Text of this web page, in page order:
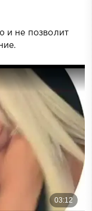
и не позволит